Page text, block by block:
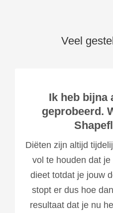
Veel
Ik heb bijna
geprobeerd.
Diëten zijn altijd
vol te houden dat
dieet totdat je jouw
stopt er dus hoe
resultaat dat je nu